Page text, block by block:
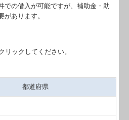
情報
での借入が可能ですが、補助金・助
があります。
リックしてください。
都道府県